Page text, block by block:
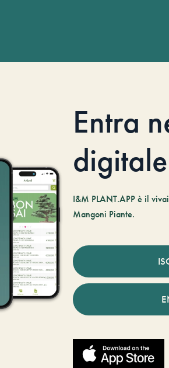
Entra
digitale
I&M PLANT.APP è il
Mangoni Piante.